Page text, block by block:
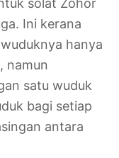
Ini kerana
hanya
namun
satu wuduk
bagi setiap
antara